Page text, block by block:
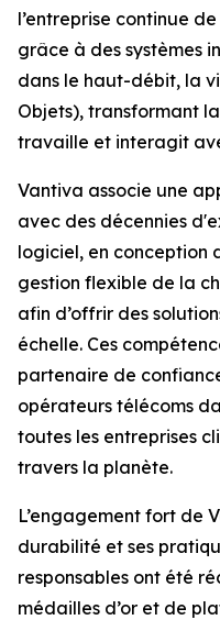
l’entreprise continue
grâce à des systèmes
dans le haut-débit, la
Objets), transformant
travaille et interagit
Vantiva associe une
avec des décennies
logiciel, en conception
gestion flexible de la
afin d’offrir des
échelle. Ces
partenaire de
opérateurs télécoms
toutes les entreprises
travers la planète.
L’engagement fort de
durabilité et ses
responsables ont été
médailles d’or et de